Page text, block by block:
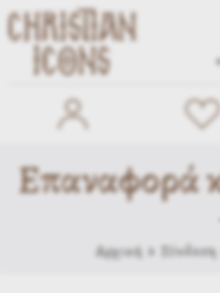
Επαναφορά
Αρχική Σύνδεση